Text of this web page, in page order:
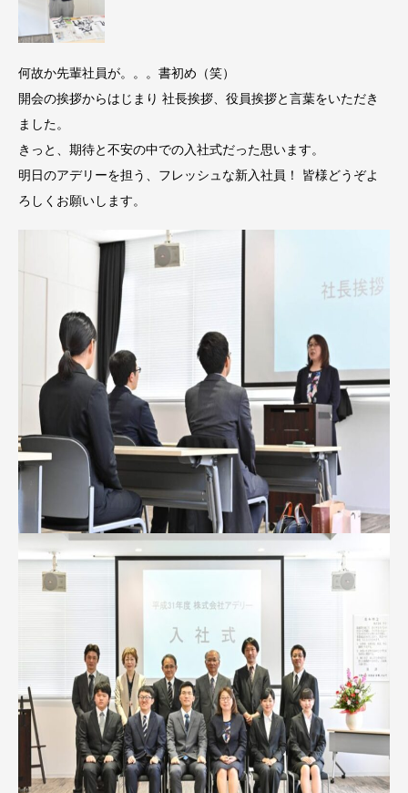
何故か先輩社員が。。。書初め（笑）
開会の挨拶からはじまり 社長挨拶、役員挨拶と言葉をいただき
ました。
きっと、期待と不安の中での入社式だった思います。
明日のアデリーを担う、フレッシュな新入社員！ 皆様どうぞよ
ろしくお願いします。